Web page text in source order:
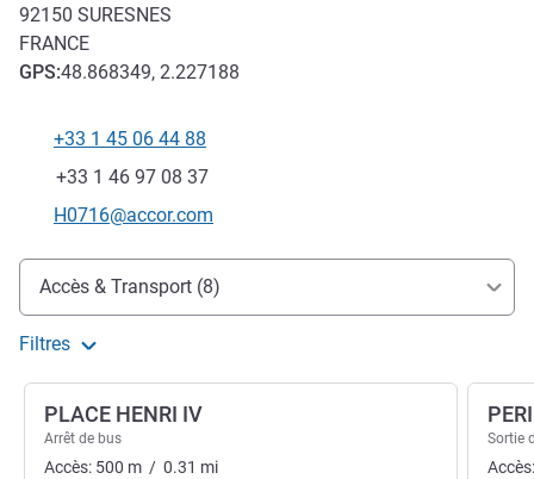
92150 SURESNES
FRANCE
GPS:48.868349, 2.227188
Téléphone
+33 1 45 06 44 88
Fax
+33 1 46 97 08 37
Email de contact
H0716@accor.com
Accès et transports
Accès & Transport (8)
Filtres
PLACE HENRI IV
Arrêt de bus
Accès: 500 m / 0.31 mi
Sortie